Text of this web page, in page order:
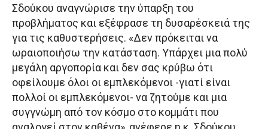
Σδούκου αναγνώρισε την ύπαρξη του
προβλήματος και εξέφρασε τη δυσαρέσκειά της
για τις καθυστερήσεις. «Δεν πρόκειται να
ωραιοποιήσω την κατάσταση. Υπάρχει μια πολύ
μεγάλη αργοπορία και δεν σας κρύβω ότι
οφείλουμε όλοι οι εμπλεκόμενοι -γιατί είναι
πολλοί οι εμπλεκόμενοι- να ζητούμε και μια
συγγνώμη από τον κόσμο στο κομμάτι που